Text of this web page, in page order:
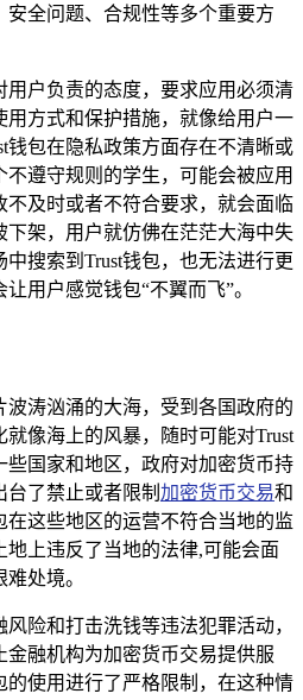
全问题、合规性等多个重要方
用户负责的态度，要求应用必须清
用方式和保护措施，就像给用户一
钱包在隐私政策方面存在不清晰或
遵守规则的学生，可能会被应用
及时或者不符合要求，就会面临
架，用户就仿佛在茫茫大海中失
搜索到Trust钱包，也无法进行更
用户感觉钱包“不翼而飞”。
波涛汹涌的大海，受到各国政府的
像海上的风暴，随时可能对Trust
国家和地区，政府对加密货币持
了禁止或者限制 加密货币交易和
在这些地区的运营不符合当地的监
上违反了当地的法律,可能会面
处境。
险和打击洗钱等违法犯罪活动，
融机构为加密货币交易提供服
的使用进行了严格限制，在这种情